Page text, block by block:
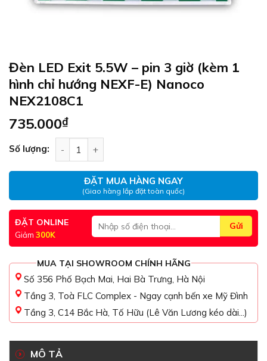
Đèn LED Exit 5.5W – pin 3 giờ (kèm 1
hình chỉ hướng NEXF-E) Nanoco
NEX2108C1
735.000₫
Số lượng:
ĐẶT MUA HÀNG NGAY
(Giao hàng lắp đặt toàn quốc)
ĐẶT ONLINE
Giảm 300K
MUA TẠI SHOWROOM CHÍNH HÃNG
Số 356 Phố Bạch Mai, Hai Bà Trưng, Hà Nội
Tầng 3, Toà FLC Complex - Ngay cạnh bến xe Mỹ Đình
Tầng 3, C14 Bắc Hà, Tố Hữu (Lê Văn Lương kéo dài...)
MÔ TẢ